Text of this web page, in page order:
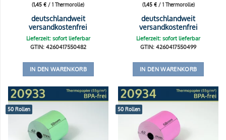
(1,45€ / 1 Thermorolle)
deutschlandweit
versandkostenfrei
Lieferzeit: sofort lieferbar
GTIN: 4260417550482
IN DEN WARENKORB
(1,45 €/ 1 Thermorolle)
deutschlandweit
versandkostenfrei
Lieferzeit: sofort lieferbar
GTIN: 4260417550499
IN DEN WARENKORB
50 Rollen 50 Rollen